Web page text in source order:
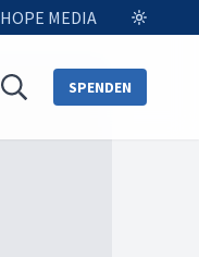
HOPE MEDIA
SPENDEN